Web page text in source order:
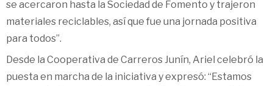
se acercaron hasta la Sociedad de Fomento y trajeron
materiales reciclables, así que fue una jornada positiva
para todos”.
Desde la Cooperativa de Carreros Junín, Ariel celebró la
puesta en marcha de la iniciativa y expresó: “Estamos